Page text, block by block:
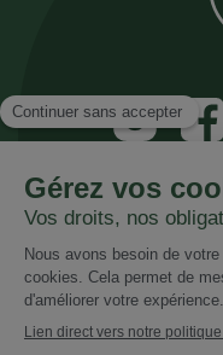
Inscrivez
Recevez nos
Email